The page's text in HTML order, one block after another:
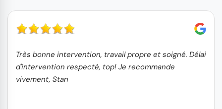
Très bonne intervention, travail propre et soigné. Délai
d'intervention respecté, top! Je recommande
vivement, Stan